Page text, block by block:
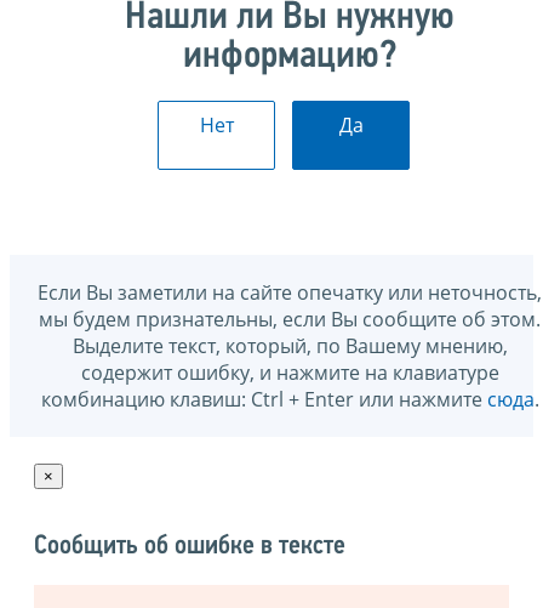
Нашли ли Вы нужную
информацию?
Нет Да
Если Вы заметили на сайте опечатку или неточность,
мы будем признательны, если Вы сообщите об этом.
Выделите текст, который, по Вашему мнению,
содержит ошибку, и нажмите на клавиатуре
комбинацию клавиш: Ctrl + Enter или нажмите сюда.
×
Сообщить об ошибке в тексте